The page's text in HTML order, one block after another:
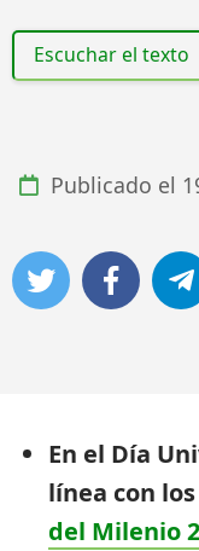
Escuchar el texto
Publicado el
En el Día
línea con los
del Milenio